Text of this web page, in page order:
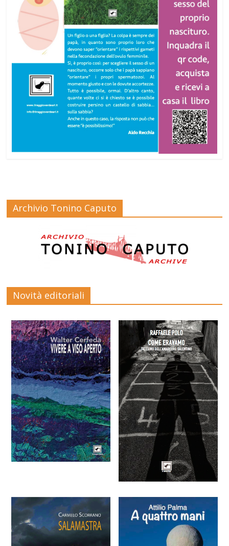
Archivio Tonino Caputo
Novità editoriali